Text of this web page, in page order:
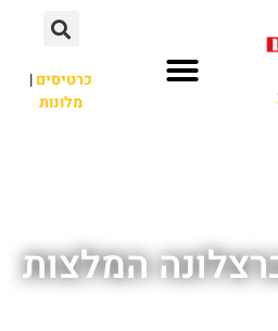
כרטיסים|
מלונות
המלצות